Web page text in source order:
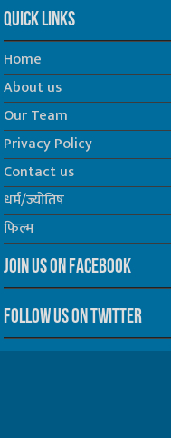
Quick Links
Home
About us
Our Team
Privacy Policy
Contact us
धर्म/ज्योतिष
फिल्म
Join us on Facebook
Follow us on Twitter